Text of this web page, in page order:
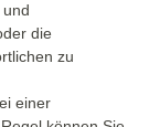
die
zu
einer